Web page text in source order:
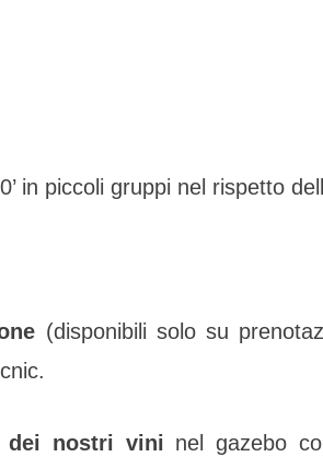
in piccoli gruppi nel rispetto
(disponibili solo su
dei nostri vini nel gazebo